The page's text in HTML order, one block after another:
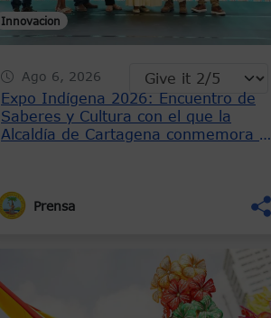
Innovacion
Ago 6, 2026
Expo Indígena 2026: Encuentro de
Saberes y Cultura con el que la
Alcaldía de Cartagena conmemora el
Prensa